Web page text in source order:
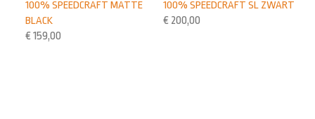
100% SPEEDCRAFT SL ZWART
€ 200,00
100% SPEEDCRAFT MATTE
BLACK
€ 159,00